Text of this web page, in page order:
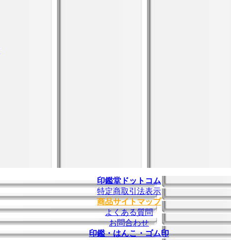
印鑑堂ドットコム
特定商取引法表示
商品サイトマップ
よくある質問
お問合わせ
印鑑・はんこ・ゴム印